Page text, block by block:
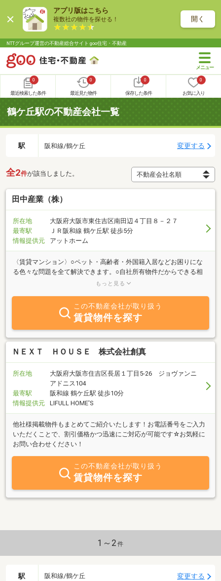
アプリ版はこちら
複数社の物件を探せる！ 開く
NTTグループ運営の不動産総合サイト goo住宅・不動産
0
最近検索した条件
0
最近見た物件
0
保存した条件
0
お気に入り
鶴ケ丘駅の不動産会社一覧
駅 阪和線/鶴ケ丘 変更する
全2件が該当しました。
田中産業（株）
所在地
大阪府大阪市東住吉区南田辺４丁目８－２７
最寄駅
ＪＲ阪和線 鶴ケ丘駅 徒歩5分
情報提供元
アットホーム
〈賃貸マンション〉○ペット・高齢者・外国籍入居などお困りにな
る色々な問題を全て解決できます。○自社所有物件だからできる相
談も多数有ります。○生活環境の良い物件ばかり○大型犬も大歓迎＜
△家具は当然！しかもトイレ・風呂はセパレートタイプ△急な引越
や家の建替・リフォームなどの短期宿泊△生活備品まで取りそろえ
もっと見る
この不動産会社が取り扱う
賃貸物件を探す
ＮＥＸＴ ＨＯＵＳＥ 株式会社創真
所在地
大阪府大阪市住吉区長居１丁目5-26 ジョヴァンニ
アドニス104
最寄駅
阪和線 鶴ケ丘駅 徒歩10分
情報提供元
LIFULL HOME'S
他社様掲載物件もまとめてご紹介いたします！お電話番号をご入力
いただくことで、割引価格かつ迅速にご対応が可能です☆お気軽に
お問い合わせください！
この不動産会社が取り扱う
賃貸物件を探す
1～2 件
駅 阪和線/鶴ケ丘 変更する